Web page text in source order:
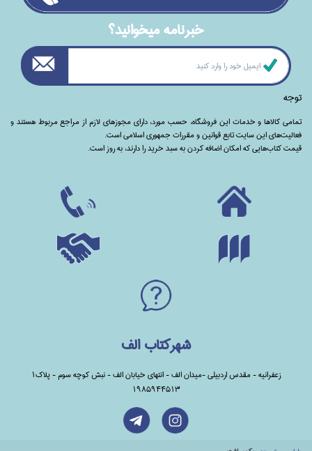
خبرنامه ميخوانيد؟
توجه
تمامی‌ کالاها و خدمات این فروشگاه، حسب مورد،‌ دارای مجوزهای لازم از مراجع مربوط هستند ‌و‌‌
فعالیت‌های این سایت تابع قوانین و مقررات جمهوری اسلامی است.
قیمت کتاب‌هایی که امکان اضافه کردن به سبد خرید را دارند،‌ به روز است.
شهرکتاب الف
زعفرانیه - مقدس اردبیلی -میدان الف - انتهای خیابان الف - نبش کوچه سوم - پلاک1
1985944513